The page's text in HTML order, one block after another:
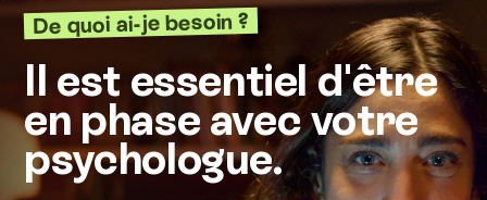
De quoi ai-je besoin ?
Il est essentiel d'être
en phase avec votre
psychologue.